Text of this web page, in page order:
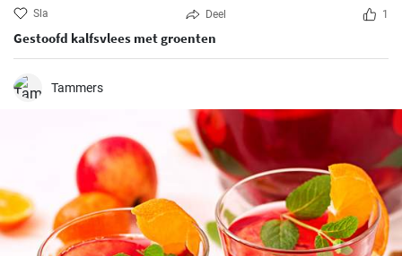
Sla Deel 1
Gestoofd kalfsvlees met groenten
Tammers